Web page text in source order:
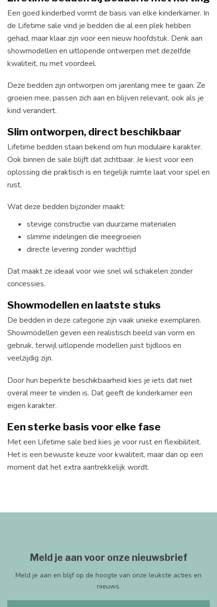
Een goed kinderbed vormt de basis van elke kinderkamer. In
de Lifetime sale vind je bedden die al een plek hebben
gehad, maar klaar zijn voor een nieuw hoofdstuk. Denk aan
showmodellen en uitlopende ontwerpen met dezelfde
kwaliteit, nu met voordeel.
Deze bedden zijn ontworpen om jarenlang mee te gaan. Ze
groeien mee, passen zich aan en blijven relevant, ook als je
kind verandert.
Slim ontworpen, direct beschikbaar
Lifetime bedden staan bekend om hun modulaire karakter.
Ook binnen de sale blijft dat zichtbaar. Je kiest voor een
oplossing die praktisch is en tegelijk ruimte laat voor spel en
rust.
Wat deze bedden bijzonder maakt:
stevige constructie van duurzame materialen
slimme indelingen die meegroeien
directe levering zonder wachttijd
Dat maakt ze ideaal voor wie snel wil schakelen zonder
concessies.
Showmodellen en laatste stuks
De bedden in deze categorie zijn vaak unieke exemplaren.
Showmodellen geven een realistisch beeld van vorm en
gebruik, terwijl uitlopende modellen juist tijdloos en
veelzijdig zijn.
Door hun beperkte beschikbaarheid kies je iets dat niet
overal meer te vinden is. Dat geeft de kinderkamer een
eigen karakter.
Een sterke basis voor elke fase
Met een Lifetime sale bed kies je voor rust en flexibiliteit.
Het is een bewuste keuze voor kwaliteit, maar dan op een
moment dat het extra aantrekkelijk wordt.
Meld je aan voor onze nieuwsbrief
Meld je aan en blijf op de hoogte van onze leukste acties en
nieuws.